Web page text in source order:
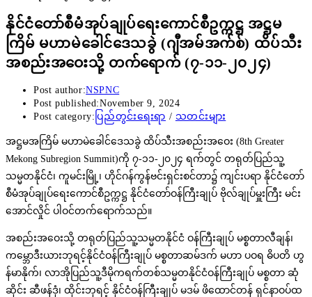
နိုင်ငံတော်စီမံအုပ်ချုပ်ရေးကောင်စီဥက္ကဋ္ဌ အဋ္ဌမ
ကြိမ် မဟာမဲခေါင်ဒေသခွဲ (ဂျီအမ်အက်စ်) ထိပ်သီး
အစည်းအဝေးသို့ တက်ရောက် (၇-၁၁-၂၀၂၄)
Post author:NSPNC
Post published:November 9, 2024
Post category: ပြည်တွင်းရေးရာ / သတင်းများ
အဋ္ဌမအကြိမ် မဟာမဲခေါင်ဒေသခွဲ ထိပ်သီးအစည်းအဝေး (8th Greater
Mekong Subregion Summit)ကို ၇-၁၁-၂၀၂၄ ရက်တွင် တရုတ်ပြည်သူ့
သမ္မတနိုင်ငံ၊ ကူမင်းမြို့၊ ဟိုင်ဂန်ကွန်ဗင်းရှင်းစင်တာ၌ ကျင်းပရာ နိုင်ငံတော်
စီမံအုပ်ချုပ်ရေးကောင်စီဥက္ကဋ္ဌ နိုင်ငံတော်ဝန်ကြီးချုပ် ဗိုလ်ချုပ်မှူးကြီး မင်း
အောင်လှိုင် ပါဝင်တက်ရောက်သည်။
အစည်းအဝေးသို့ တရုတ်ပြည်သူ့သမ္မတနိုင်ငံ ဝန်ကြီးချုပ် မစ္စတာလီချန်၊
ကမ္ဘောဒီးယားဘုရင့်နိုင်ငံဝန်ကြီးချုပ် မစ္စတာဆမ်ဒက် မဟာ ပဝရ ဓိပတိ ဟွ
န်မာနိုက်၊ လာအိုပြည်သူ့ဒီမိုကရက်တစ်သမ္မတနိုင်ငံဝန်ကြီးချုပ် မစ္စတာ ဆုံ
ဆိုင်း ဆီဖန်ဒုံ၊ ထိုင်းဘုရင့် နိုင်ငံဝန်ကြီးချုပ် မဒမ် ဖိထောင်တန် ရှင်နာဝပ်ထ